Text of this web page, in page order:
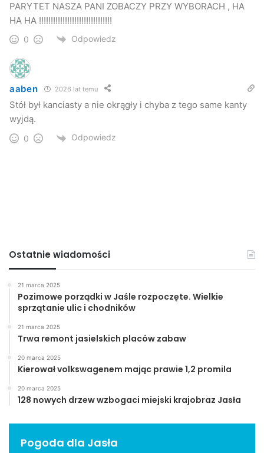
PARYTET NASZA PANI ZOBACZY PRZY WYBORACH , HA
HA HA !!!!!!!!!!!!!!!!!!!!!!!!!!!!!!!
0 Odpowiedz
aaben 2026 lat temu
Stół był kanciasty a nie okrągły i chyba z tego same kanty
wyjdą.
0 Odpowiedz
Ostatnie wiadomości
21 marca 2025
Pozimowe porządki w Jaśle rozpoczęte. Wielkie
sprzątanie ulic i chodników
21 marca 2025
Trwa remont jasielskich placów zabaw
20 marca 2025
Kierował volkswagenem mając prawie 1,2 promila
20 marca 2025
128 nowych drzew wzbogaci miejski krajobraz Jasła
Pogoda dla Jasła